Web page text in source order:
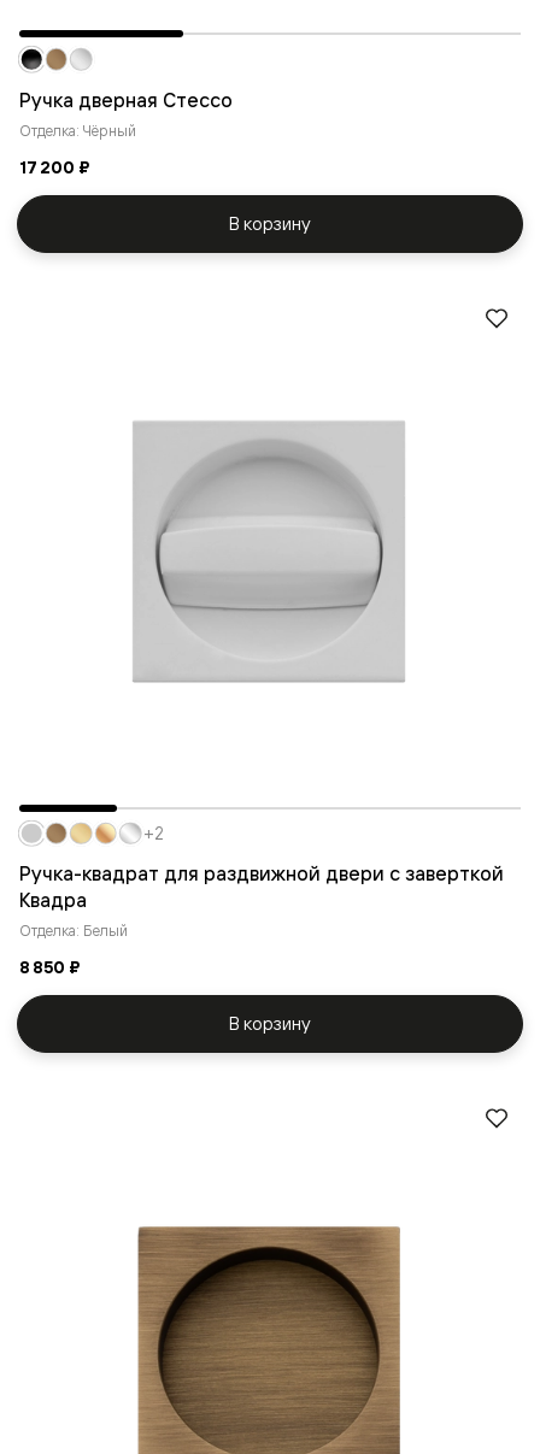
Ручка дверная Стессо
Отделка: Чёрный
17 200 ₽
В корзину
Ручка-квадрат для раздвижной двери с заверткой
Квадра
Отделка: Белый
8 850 ₽
+2
В корзину